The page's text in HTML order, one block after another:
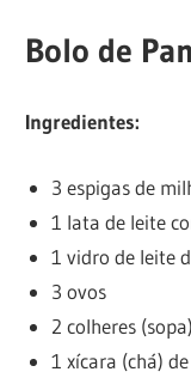
Bolo de
Ingredientes:
3 espigas de
1 lata de leite
1 vidro de leite
3 ovos
2 colheres
1 xícara (chá)